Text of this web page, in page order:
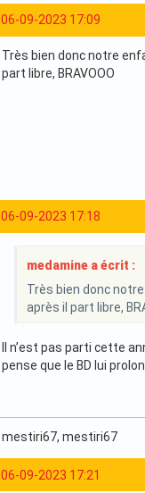
06-09-2023 17:09
Très bien donc notre
part libre, BRAVOOO
06-09-2023 17:18
medamine a écrit :
Très bien donc
après il part libre,
Il n’est pas parti cette
pense que le BD lui
mestiri67, mestiri67
06-09-2023 17:21